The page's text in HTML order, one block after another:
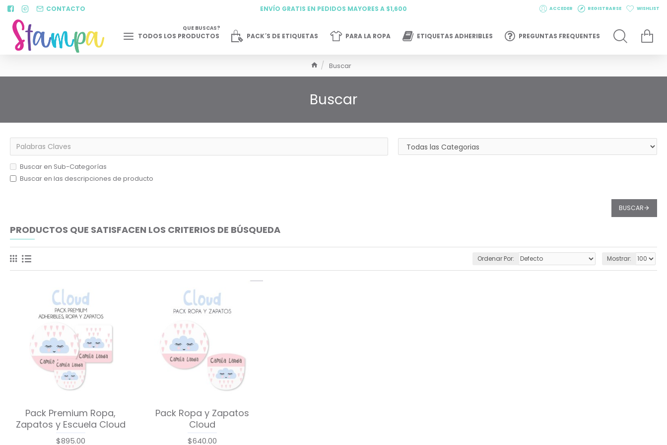
CONTACTO ENVÍO GRATIS EN PEDIDOS MAYORES A $1,600 ACCEDER REGISTRARSE WISHLIST
TODOS LOS PRODUCTOS
QUE BUSCAS?
PACK´S DE ETIQUETAS PARA LA ROPA ETIQUETAS ADHERIBLES PREGUNTAS FREQUENTES
Buscar
Buscar
Buscar en Sub-Categorías
Buscar en las descripciones de producto
BUSCAR
PRODUCTOS QUE SATISFACEN LOS CRITERIOS DE BÚSQUEDA
Ordenar Por: Mostrar:
Pack Premium Ropa,
Zapatos y Escuela Cloud
$895.00
Pack Ropa y Zapatos
Cloud
$640.00